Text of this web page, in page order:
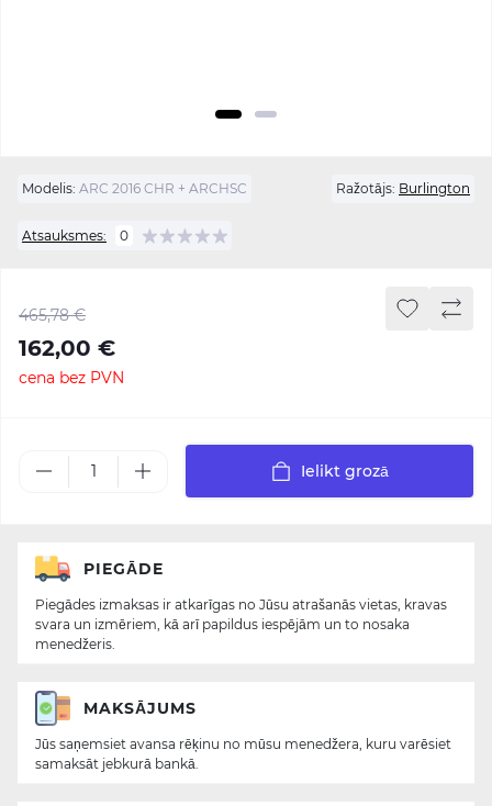
Modelis: ARC 2016 CHR + ARCHSC Ražotājs: Burlington
Atsauksmes: 0
465,78 €
162,00 €
cena bez PVN
Ielikt grozā
PIEGĀDE
Piegādes izmaksas ir atkarīgas no Jūsu atrašanās vietas, kravas
svara un izmēriem, kā arī papildus iespējām un to nosaka
menedžeris.
MAKSĀJUMS
Jūs saņemsiet avansa rēķinu no mūsu menedžera, kuru varēsiet
samaksāt jebkurā bankā.